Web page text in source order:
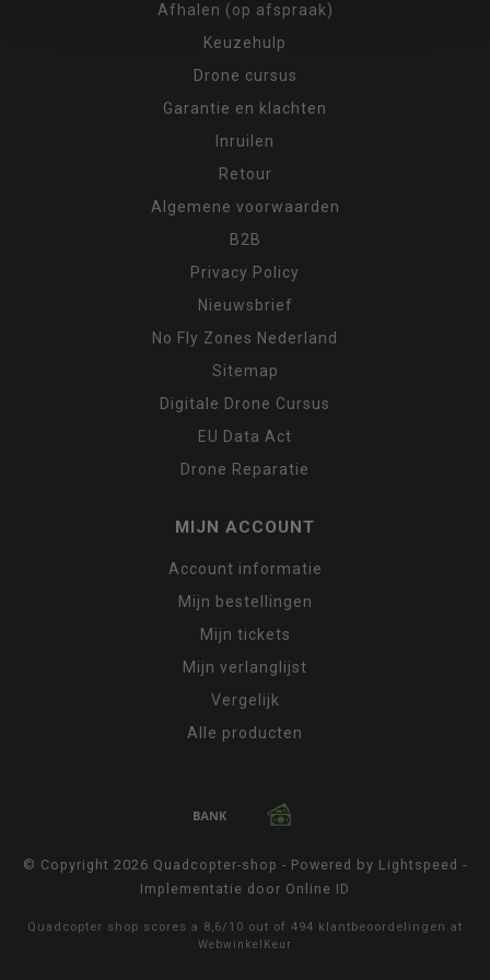
Afhalen (op afspraak)
Keuzehulp
Drone cursus
Garantie en klachten
Inruilen
Retour
Algemene voorwaarden
B2B
Privacy Policy
Nieuwsbrief
No Fly Zones Nederland
Sitemap
Digitale Drone Cursus
EU Data Act
Drone Reparatie
MIJN ACCOUNT
Account informatie
Mijn bestellingen
Mijn tickets
Mijn verlanglijst
Vergelijk
Alle producten
© Copyright 2026 Quadcopter-shop - Powered by Lightspeed -
Implementatie door Online ID
Quadcopter shop scores a 8,6/ 10 out of 494 klantbeoordelingen at
WebwinkelKeur